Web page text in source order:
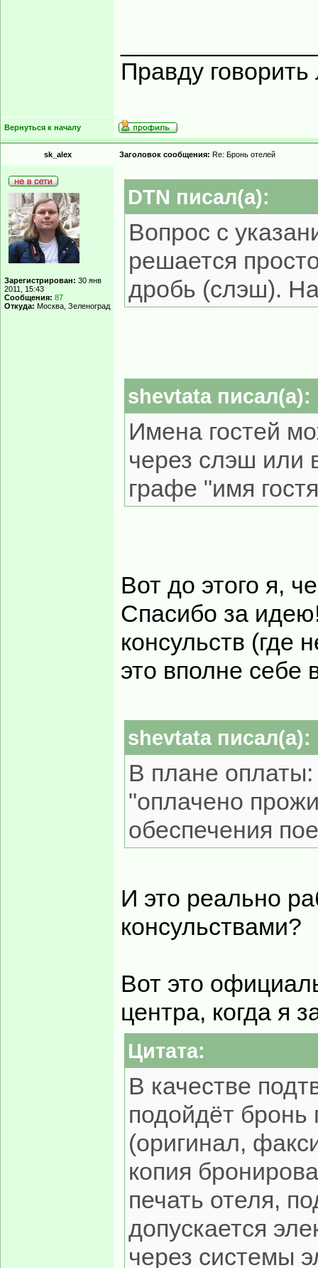
Правду
Вернуться к началу
sk_alex Заголовок сообщения: Re: Бронь отелей
Зарегистрирован: 30 янв
2011, 15:43
Сообщения: 87
Откуда: Москва, Зеленоград
DTN писал(а):
Вопрос с
решается
дробь (слэш).
shevtata писал(а):
Имена гостей
через слэш или
графе "имя
Вот до этого я,
Спасибо за
консульств (где
это вполне себе
shevtata писал(а):
В плане оплаты:
"оплачено
обеспечения
И это реально
консульствами?
Вот это
центра, когда я
Цитата:
В качестве
подойдёт бронь
(оригинал,
копия
печать отеля,
допускается
через системы